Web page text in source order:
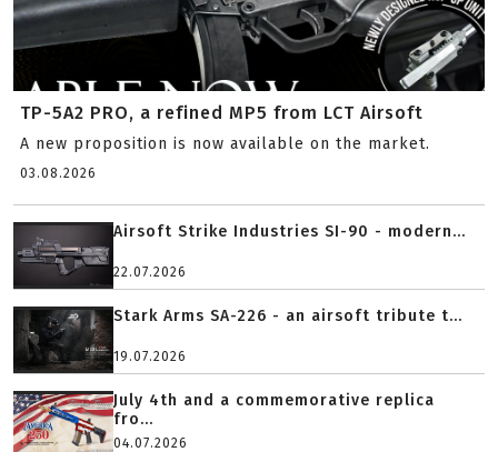
TP-5A2 PRO, a refined MP5 from LCT Airsoft
A new proposition is now available on the market.
03.08.2026
Airsoft Strike Industries SI-90 - modern...
22.07.2026
Stark Arms SA-226 - an airsoft tribute t...
19.07.2026
July 4th and a commemorative replica
fro...
04.07.2026